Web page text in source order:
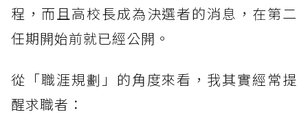
程，而且高校長成為決選者的消息，在第二
任期開始前就已經公開。
從「職涯規劃」的角度來看，我其實經常提
醒求職者：